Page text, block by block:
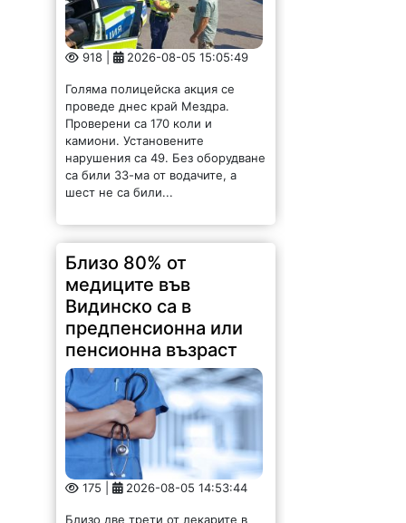
918 | 2026-08-05 15:05:49
Голяма полицейска акция се
проведе днес край Мездра.
Проверени са 170 коли и
камиони. Установените
нарушения са 49. Без оборудване
са били 33-ма от водачите, а
шест не са били...
Близо 80% от
медиците във
Видинско са в
предпенсионна или
пенсионна възраст
175 | 2026-08-05 14:53:44
Близо две трети от лекарите в